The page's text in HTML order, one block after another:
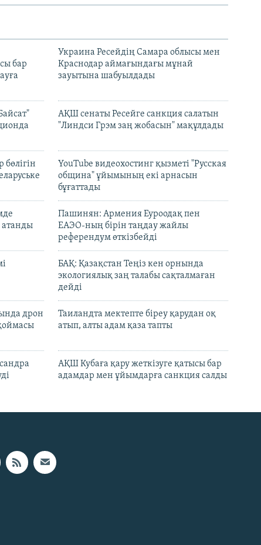
бар
Украина Ресейдің Самара облысы мен
Краснодар аймағындағы мұнай
зауытына шабуылдады
АҚШ сенаты Ресейге санкция салатын
"Линдси Грэм заң жобасын" мақұлдады
YouTube видеохостинг қызметі "Русская
община" ұйымының екі арнасын
бұғаттады
атанды
Пашинян: Армения Еуроодақ пен
ЕАЭО-ның бірін таңдау жайлы
референдум өткізбейді
БАҚ: Қазақстан Теңіз кен орнында
экологиялық заң талабы сақталмаған
дейді
дрон
Таиландта мектепте біреу қарудан оқ
атып, алты адам қаза тапты
АҚШ Кубаға қару жеткізуге қатысы бар
адамдар мен ұйымдарға санкция салды